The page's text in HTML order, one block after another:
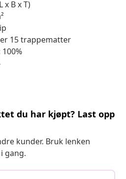
x B x T)
15 trappematter
du har kjøpt? Last opp
kunder. Bruk lenken
gang.